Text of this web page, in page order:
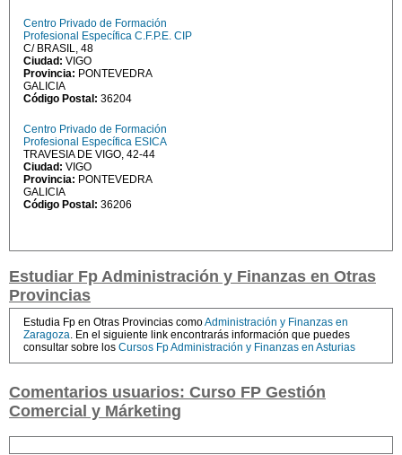
Centro Privado de Formación
Profesional Específica C.F.P.E. CIP
C/ BRASIL, 48
Ciudad: VIGO
Provincia: PONTEVEDRA
GALICIA
Código Postal: 36204
Centro Privado de Formación
Profesional Específica ESICA
TRAVESIA DE VIGO, 42-44
Ciudad: VIGO
Provincia: PONTEVEDRA
GALICIA
Código Postal: 36206
Estudiar Fp Administración y Finanzas en Otras
Provincias
Estudia Fp en Otras Provincias comoAdministración y Finanzas en
Zaragoza. En el siguiente link encontrarás información que puedes
consultar sobre los Cursos Fp Administración y Finanzas en Asturias
Comentarios usuarios: Curso FP Gestión
Comercial y Márketing